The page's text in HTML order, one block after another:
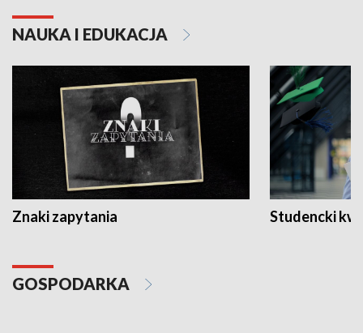
NAUKA I EDUKACJA
Znaki zapytania Studencki
GOSPODARKA